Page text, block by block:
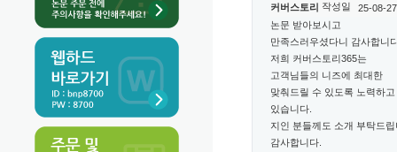
커버스토리 작성일
25-08-
논문 받아보시고
만족스러우셨다니 감사합니
저희 커버스토리365는
고객님들의 니즈에 최대한
맞춰드릴 수 있도록 노력하고
있습니다.
지인 분들께도 소개 부탁드
감사합니다.